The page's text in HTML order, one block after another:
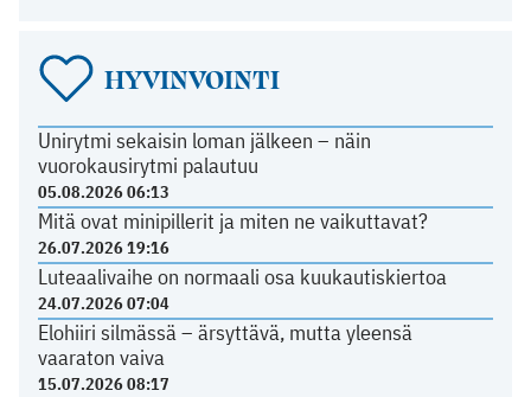
HYVINVOINTI
Unirytmi sekaisin loman jälkeen – näin
vuorokausirytmi palautuu
05.08.2026 06:13
Mitä ovat minipillerit ja miten ne vaikuttavat?
26.07.2026 19:16
Luteaalivaihe on normaali osa kuukautiskiertoa
24.07.2026 07:04
Elohiiri silmässä – ärsyttävä, mutta yleensä
vaaraton vaiva
15.07.2026 08:17